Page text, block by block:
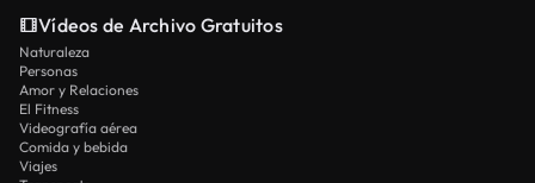
Vídeos de Archivo Gratuitos
Naturaleza
Personas
Amor y Relaciones
El Fitness
Videografía aérea
Comida y bebida
Viajes